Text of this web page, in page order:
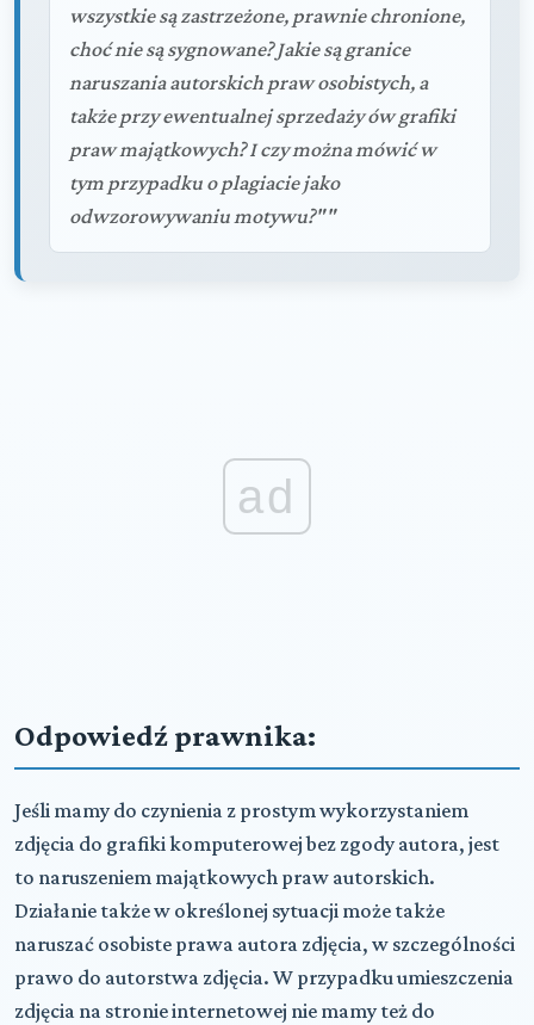
wszystkie są zastrzeżone, prawnie chronione,
choć nie są sygnowane? Jakie są granice
naruszania autorskich praw osobistych, a
także przy ewentualnej sprzedaży ów grafiki
praw majątkowych? I czy można mówić w
tym przypadku o plagiacie jako
odwzorowywaniu motywu?""
ad
Odpowiedź prawnika:
Jeśli mamy do czynienia z prostym wykorzystaniem
zdjęcia do grafiki komputerowej bez zgody autora, jest
to naruszeniem majątkowych praw autorskich.
Działanie także w określonej sytuacji może także
naruszać osobiste prawa autora zdjęcia, w szczególności
prawo do autorstwa zdjęcia. W przypadku umieszczenia
zdjęcia na stronie internetowej nie mamy też do